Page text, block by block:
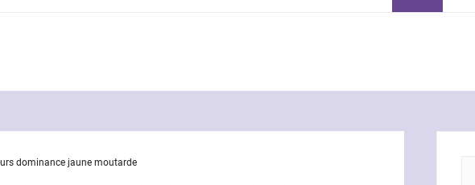
dominance jaune moutarde